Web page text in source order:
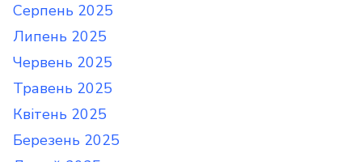
Серпень 2025
Липень 2025
Червень 2025
Травень 2025
Квітень 2025
Березень 2025